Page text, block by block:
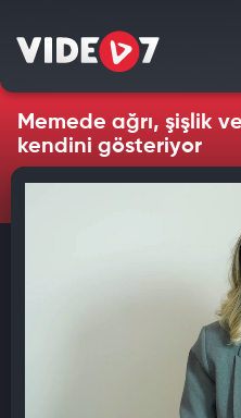
Memede ağrı, şişlik
kendini gösteriyor